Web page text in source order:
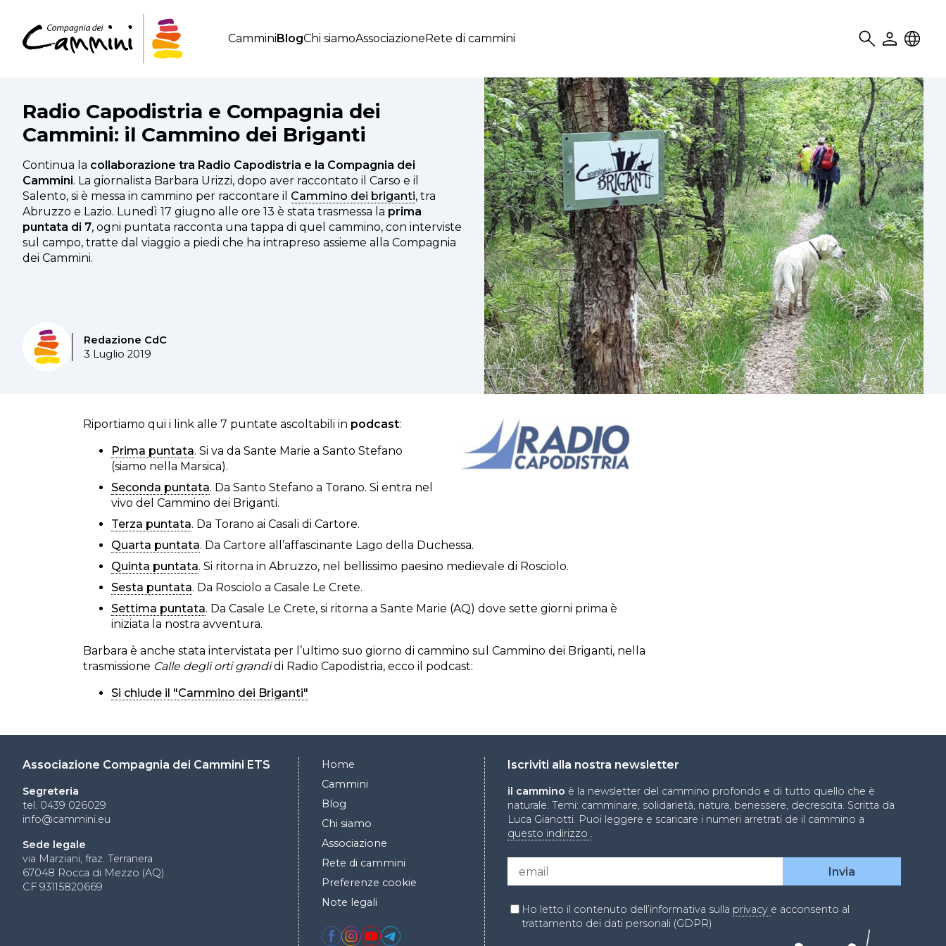
CamminiBlogChi siamoAssociazioneRete di cammini SearchUser Locale
Radio Capodistria e Compagnia dei
Cammini: il Cammino dei Briganti
Continua la collaborazione tra Radio Capodistria e la Compagnia dei
Cammini. La giornalista Barbara Urizzi, dopo aver raccontato il Carso e il
Salento, si è messa in cammino per raccontare il Cammino dei briganti, tra
Abruzzo e Lazio. Lunedì 17 giugno alle ore 13 è stata trasmessa la prima
puntata di 7, ogni puntata racconta una tappa di quel cammino, con interviste
sul campo, tratte dal viaggio a piedi che ha intrapreso assieme alla Compagnia
dei Cammini.
Redazione CdC
3 Luglio 2019
Riportiamo qui i link alle 7 puntate ascoltabili in podcast:
Prima puntata. Si va da Sante Marie a Santo Stefano
(siamo nella Marsica).
Seconda puntata. Da Santo Stefano a Torano. Si entra nel
vivo del Cammino dei Briganti.
Terza puntata. Da Torano ai Casali di Cartore.
Quarta puntata. Da Cartore all’affascinante Lago della Duchessa.
Quinta puntata. Si ritorna in Abruzzo, nel bellissimo paesino medievale di Rosciolo.
Sesta puntata. Da Rosciolo a Casale Le Crete.
Settima puntata. Da Casale Le Crete, si ritorna a Sante Marie (AQ) dove sette giorni prima è
iniziata la nostra avventura.
Barbara è anche stata intervistata per l’ultimo suo giorno di cammino sul Cammino dei Briganti, nella
trasmissione Calle degli orti grandidi Radio Capodistria, ecco il podcast:
Si chiude il "Cammino dei Briganti"
Associazione Compagnia dei Cammini ETS
Segreteria
tel. 0439 026029
info@cammini.eu
Sede legale
via Marziani, fraz. Terranera
67048 Rocca di Mezzo (AQ)
CF 93115820669
Home
Cammini
Blog
Chi siamo
Associazione
Rete di cammini
Preferenze cookie
Note legali
Iscriviti alla nostra newsletter
il cammino è la newsletter del cammino profondo e di tutto quello che è
naturale. Temi: camminare, solidarietà, natura, benessere, decrescita. Scritta da
Luca Gianotti. Puoi leggere e scaricare i numeri arretrati de il cammino a
questo indirizzo .
Ho letto il contenuto dell’informativa sulla privacy e acconsento al
trattamento dei dati personali (GDPR)